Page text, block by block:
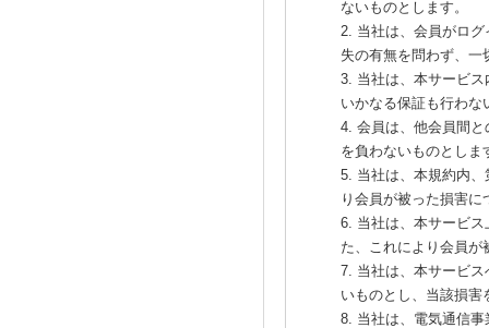
ないものとします。
2. 当社は、会員がロ
失の有無を問わず、一
3. 当社は、本サービ
いかなる保証も行わな
4. 会員は、他会員間
を負わないものとしま
5. 当社は、本規約内
り会員が被った損害
6. 当社は、本サービ
た、これにより会員が
7. 当社は、本サービ
いものとし、当該損害
8. 当社は、電気通信